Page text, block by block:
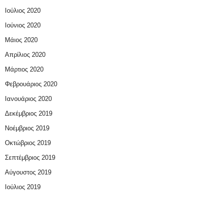
Ιούλιος 2020
Ιούνιος 2020
Μάιος 2020
Απρίλιος 2020
Μάρτιος 2020
Φεβρουάριος 2020
Ιανουάριος 2020
Δεκέμβριος 2019
Νοέμβριος 2019
Οκτώβριος 2019
Σεπτέμβριος 2019
Αύγουστος 2019
Ιούλιος 2019